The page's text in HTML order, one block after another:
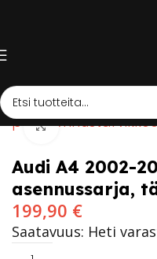
Click to
Audi A4 2002-
asennussarja,
199,90 €
Saatavuus: Heti